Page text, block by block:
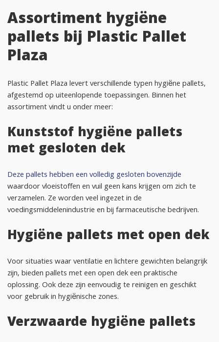
Assortiment hygiëne
pallets bij Plastic Pallet
Plaza
Plastic Pallet Plaza levert verschillende typen hygiëne pallets,
afgestemd op uiteenlopende toepassingen. Binnen het
assortiment vindt u onder meer:
Kunststof hygiëne pallets
met gesloten dek
Deze pallets hebben een volledig gesloten bovenzijde
waardoor vloeistoffen en vuil geen kans krijgen om zich te
verzamelen. Ze worden veel ingezet in de
voedingsmiddelenindustrie en bij farmaceutische bedrijven.
Hygiëne pallets met open dek
Voor situaties waar ventilatie en lichtere gewichten belangrijk
zijn, bieden pallets met een open dek een praktische
oplossing. Ook deze zijn eenvoudig te reinigen en geschikt
voor gebruik in hygiënische zones.
Verzwaarde hygiëne pallets